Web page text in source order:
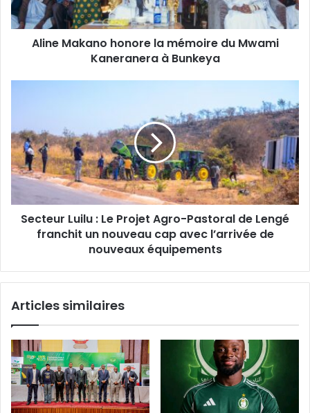
Kaneranera
à
BunkeyaAline Makano honore la mémoire du Mwami
Kaneranera à Bunkeya
Le
Projet
Agro-
Pastoral
Lengé
franchit
avec
de
Secteur Luilu : Le Projet Agro-Pastoral de Lengé
franchit un nouveau cap avec l’arrivée de
nouveaux équipements
Articles similaires